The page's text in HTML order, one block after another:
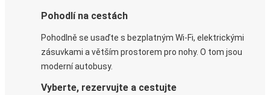
Pohodlí na cestách
Pohodlně se usaďte s bezplatným Wi-Fi, elektrickými
zásuvkami a větším prostorem pro nohy. O tom jsou
moderní autobusy.
Vyberte, rezervujte a cestujte